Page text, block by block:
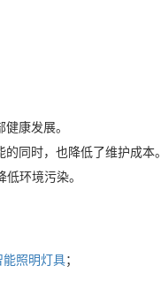
康发展。
同时，也降低了维护成本。
环境污染。
能照明灯具；